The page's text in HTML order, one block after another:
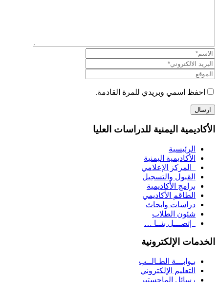
احفظ اسمي وبريدي للمرة القادمة.
الأكاديمية اليمنية للدراسات العليا
الرئيسية
الأكاديمية اليمنية
المركز الإعلامي
القبول والتسجيل
برامج الأكاديمية
الطاقم الأكاديمي
دراسات وابحاث
شئون الطلاب
إتصـــل بنــا …
الخدمات الإلكترونية
بـوابـــة الطـالــب
التعليم الإلكتروني
رسائل الماجستير